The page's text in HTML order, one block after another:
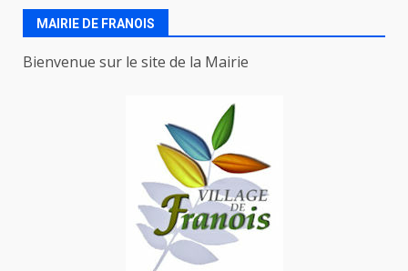
MAIRIE DE FRANOIS
Bienvenue sur le site de la Mairie